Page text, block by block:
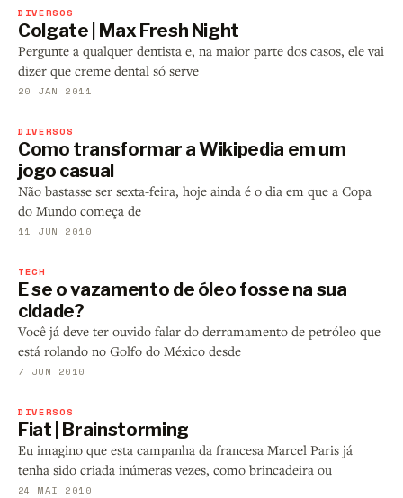
DIVERSOS
Colgate | Max Fresh Night
Pergunte a qualquer dentista e, na maior parte dos casos, ele vai
dizer que creme dental só serve
20 JAN 2011
DIVERSOS
Como transformar a Wikipedia em um
jogo casual
Não bastasse ser sexta-feira, hoje ainda é o dia em que a Copa
do Mundo começa de
11 JUN 2010
TECH
E se o vazamento de óleo fosse na sua
cidade?
Você já deve ter ouvido falar do derramamento de petróleo que
está rolando no Golfo do México desde
7 JUN 2010
DIVERSOS
Fiat | Brainstorming
Eu imagino que esta campanha da francesa Marcel Paris já
tenha sido criada inúmeras vezes, como brincadeira ou
24 MAI 2010